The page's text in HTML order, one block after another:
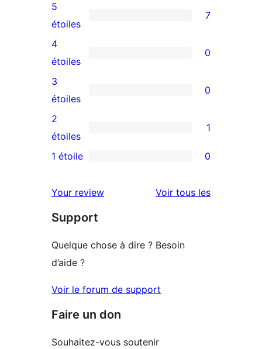
7
avis
à
5
étoiles
5
étoiles
7
0
avis
à
4
étoile
4
étoiles
0
0
avis
à
3
3
étoiles
0
1
avis
2
2
étoiles
1
à
1
1 étoile 0
Your review Voir tous lesavis
Support
Quelque chose à dire ? Besoin
d’aide ?
Voir le forum de support
Faire un don
Souhaitez-vous soutenir